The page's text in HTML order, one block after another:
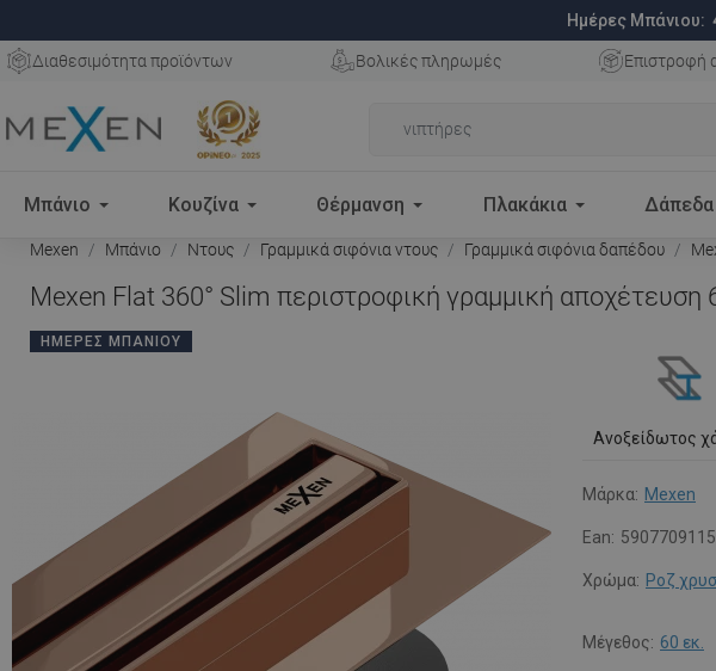
Ημέρες Μπάνιου:
Διαθεσιμότητα προϊόντων Βολικές πληρωμές Επιστροφή
Μπάνιο Κουζίνα Θέρμανση Πλακάκια Δάπεδα
Mexen Μπάνιο Ντους Γραμμικά σιφόνια ντους Γραμμικά σιφόνια δαπέδου
Mexen Flat 360° Slim περιστροφική γραμμική
ΗΜΈΡΕΣ ΜΠΆΝΙΟΥ
Ανοξείδωτος
Μάρκα: Mexen
Ean:
Χρώμα: Ροζ
Μέγεθος: 60 εκ.